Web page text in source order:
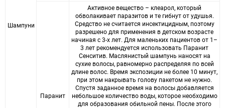
Шампуни
Паранит
Активное вещество – клеарол, который
обволакивает паразитов и те гибнут от удушья.
Средство не считается инсектицидным, поэтому
разрешено для применения в детском возрасте
начиная с 3-х лет. Для маленьких пациентов от 1–
3 лет рекомендуется использовать Паранит
Сенситив. Маслянистый шампунь наносят на
сухие волосы, равномерно распределяя по всей
длине волос. Время экспозиции не более 10 минут,
при этом накрывать голову пакетом не нужно.
Спустя заданное время на волосы добавляется
небольшое количество воды, которое необходимо
для образования обильной пены. После этого